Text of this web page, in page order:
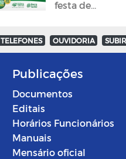
festa de
foram
divulgadas
TELEFONES OUVIDORIA SUBIR
Publicações
Documentos
Editais
Horários Funcionários
Manuais
Mensário oficial